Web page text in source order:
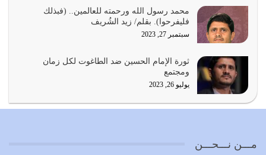
بحبل الله جميعاً وليس كل…
يوليو 22, 2026
يشاء ويذل من يشاء
يوليو 21, 2026
{إِنَّ الدِّينَ عِنْدَ اللَّهِ الْإسْلامُ} الدين الذي شرعه الله للناس في
محمد رسول الله ورحمته للعالمين.. (فبذلك
فليفرحوا). بقلم/ زيد الشُريف
سبتمبر 27, 2023
ثورة الإمام الحسين ضد الطاغوت لكل زمان
ومجتمع
يوليو 26, 2023
مـــن نـــحـــن